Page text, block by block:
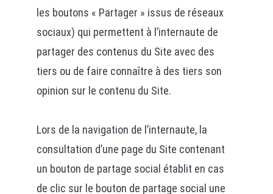
les boutons « Partager » issus de réseaux
sociaux) qui permettent à l’internaute de
partager des contenus du Site avec des
tiers ou de faire connaître à des tiers son
opinion sur le contenu du Site.
Lors de la navigation de l’internaute, la
consultation d’une page du Site contenant
un bouton de partage social établit en cas
de clic sur le bouton de partage social une